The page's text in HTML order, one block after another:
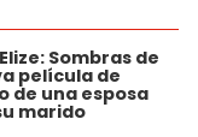
Sombras de
película de
de una esposa
marido